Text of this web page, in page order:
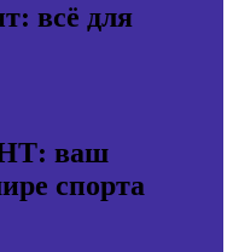
всё для
ваш
спорта